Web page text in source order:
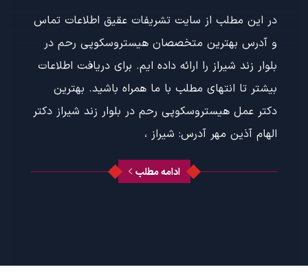
در این مطلب از سایت تشریفات عقیق اطلاعات تماس
و آدرس بهترین متخصصان هیستروسکوپی رحم در
بلوار زند شیراز را ارائه داده ایم. برای دریافت اطلاعات
بیشتر تا انتهای مطلب با ما همراه باشید. بهترین
دکتر عمل هیستروسکوپی رحم در بلوار زند شیراز دکتر
الهام آذین مهر آدرس: شیراز ،
ادامه مطلب